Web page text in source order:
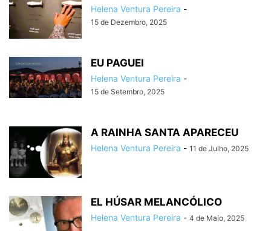
Helena Ventura Pereira -
15 de Dezembro, 2025
EU PAGUEI
Helena Ventura Pereira -
15 de Setembro, 2025
A RAINHA SANTA APARECEU
Helena Ventura Pereira - 11 de Julho, 2025
EL HÚSAR MELANCÓLICO
Helena Ventura Pereira - 4 de Maio, 2025